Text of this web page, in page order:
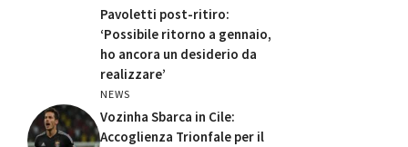
Pavoletti post-ritiro:
‘Possibile ritorno a gennaio,
ho ancora un desiderio da
realizzare’
NEWS
Vozinha Sbarca in Cile:
Accoglienza Trionfale per il